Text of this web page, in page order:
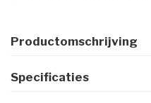
Productomschrijving
Specificaties